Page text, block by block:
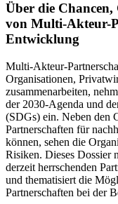
Über die
von Multi-Akteur-
Entwicklung
Multi-Akteur-
Organisationen,
zusammenarbeiten,
der 2030-Agenda und
(SDGs) ein. Neben den
Partnerschaften für
können, sehen die
Risiken. Dieses Dossier
derzeit herrschenden
und thematisiert die
Partnerschaften bei der